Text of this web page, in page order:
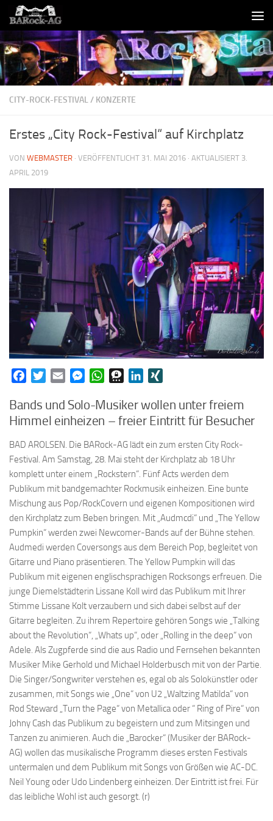
Skip to content
CITY-ROCK-FESTIVAL/ KONZERTE
Erstes „City Rock-Festival“ auf Kirchplatz
VON WEBMASTER · VERÖFFENTLICHT 31. MAI 2016 · AKTUALISIERT 3.
APRIL 2019
FacebookTwitterEmail MessengerWhatsAppThreemaLinkedIn
Bands und Solo-Musiker wollen unter freiem
Himmel einheizen – freier Eintritt für Besucher
BAD AROLSEN. Die BARock-AG lädt ein zum ersten City Rock-
Festival. Am Samstag, 28. Mai steht der Kirchplatz ab 18 Uhr
komplett unter einem „Rockstern“. Fünf Acts werden dem
Publikum mit bandgemachter Rockmusik einheizen. Eine bunte
Mischung aus Pop/RockCovern und eigenen Kompositionen wird
den Kirchplatz zum Beben bringen. Mit „Audmcdi“ und „The Yellow
Pumpkin“ werden zwei Newcomer-Bands auf der Bühne stehen.
Audmedi werden Coversongs aus dem Bereich Pop, begleitet von
Gitarre und Piano präsentieren. The Yellow Pumpkin will das
Publikum mit eigenen englischsprachigen Rocksongs erfreuen. Die
junge Diemelstädterin Lissane Koll wird das Publikum mit Ihrer
Stimme Lissane Kolt verzaubern und sich dabei selbst auf der
Gitarre begleiten. Zu ihrem Repertoire gehören Songs wie „Talking
about the Revolution“, „Whats up“, oder „Rolling in the deep“ von
Adele. Als Zugpferde sind die aus Radio und Fernsehen bekannten
Musiker Mike Gerhold und Michael Holderbusch mit von der Partie.
Die Singer/Songwriter verstehen es, egal ob als Solokünstler oder
zusammen, mit Songs wie „One“ von U2 „Waltzing Matilda“ von
Rod Steward „Turn the Page“ von Metallica oder “ Ring of Pire“ von
Johny Cash das Publikum zu begeistern und zum Mitsingen und
Tanzen zu animieren. Auch die „Barocker“ (Musiker der BARock-
AG) wollen das musikalische Programm dieses ersten Festivals
untermalen und dem Publikum mit Songs von Größen wie AC-DC.
Neil Young oder Udo Lindenberg einheizen. Der Eintritt ist frei. Für
das leibliche Wohl ist auch gesorgt. (r)